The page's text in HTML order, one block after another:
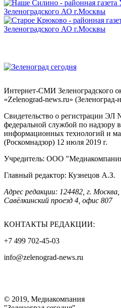
Интернет-СМИ Зеленоградского
«Zelenograd-news.ru» (Зеленоград-
Свидетельство о регистрации
федеральной службой по надзору
информационных технологий и
(Роскомнадзор) 12 июля 2019 г.
Учредитель: ООО
Главный редактор: Кузнецов А.З.
Адрес редакции: 124482, г. Москва,
Савёлкинский проезд 4, офис 807
КОНТАКТЫ РЕДАКЦИИ:
+7 499 702-45-03
info@zelenograd-news.ru
© 2019, Медиакомпания